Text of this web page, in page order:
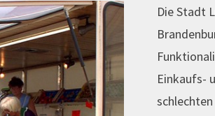
Die Stadt
Einkaufs-